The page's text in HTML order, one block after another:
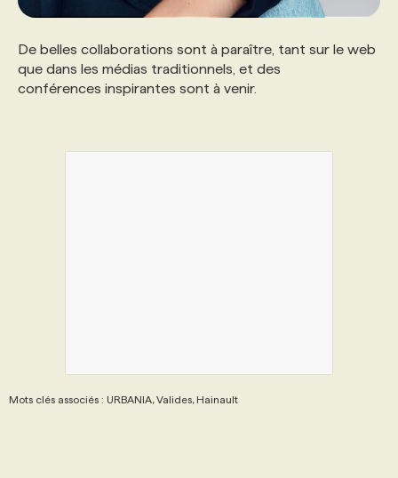
De belles collaborations sont à paraître, tant sur le web
que dans les médias traditionnels, et des
conférences inspirantes sont à venir.
Mots clés associés : URBANIA, Valides, Hainault